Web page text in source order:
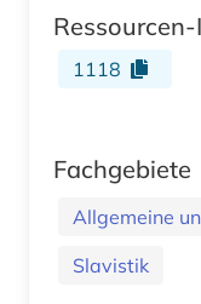
Ressourcen-
1118
Fachgebiete
Allgemeine
Slavistik